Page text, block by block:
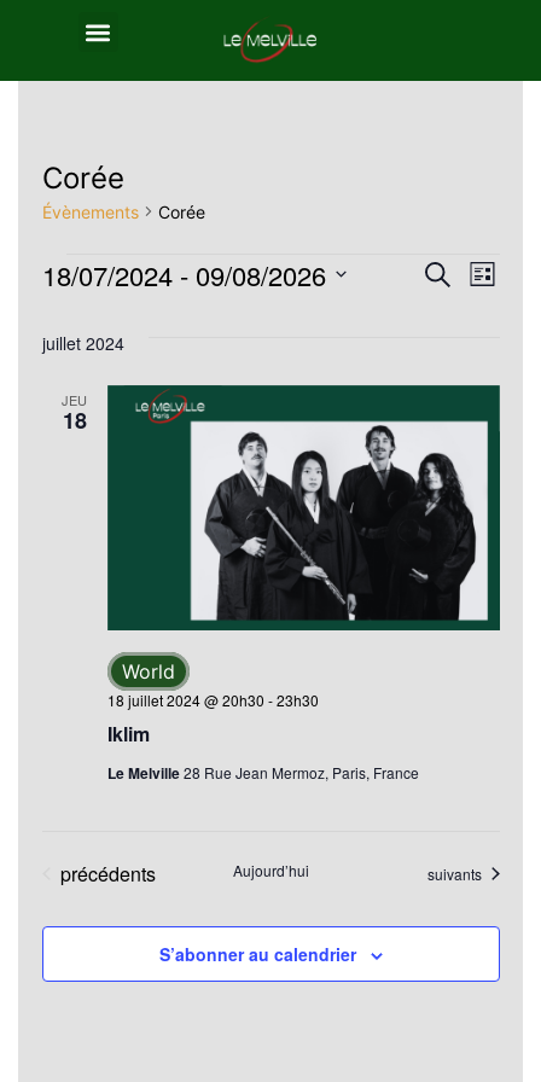
Corée
Évènements Corée
de
vues
Recherche
Liste
18/07/2024 - 09/08/2026
une
juillet 2024
JEU
18
Iklim
18 juillet 2024 @ 20h30 -23h30
World
Le Melville28 Rue Jean Mermoz, Paris, France
Évènements
précédents Aujourd’hui Évènements
suivants
S’abonner au calendrier